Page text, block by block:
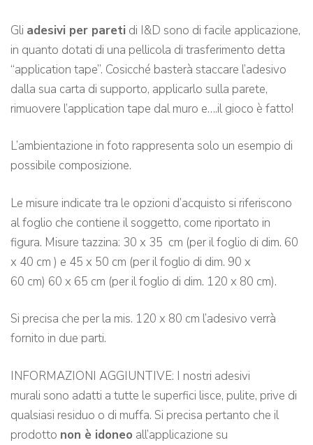
Gli adesivi per pareti di I&D sono di facile applicazione,
in quanto dotati di una pellicola di trasferimento detta
“application tape”. Cosicché basterà staccare l’adesivo
dalla sua carta di supporto, applicarlo sulla parete,
rimuovere l’application tape dal muro e….il gioco è fatto!
L’ambientazione in foto rappresenta solo un esempio di
possibile composizione.
Le misure indicate tra le opzioni d’acquisto si riferiscono
al foglio che contiene il soggetto, come riportato in
figura. Misure tazzina: 30 x 35 cm (per il foglio di dim. 60
x 40 cm ) e 45 x 50 cm (per il foglio di dim. 90 x
60 cm) 60 x 65 cm (per il foglio di dim. 120 x 80 cm).
Si precisa che per la mis. 120 x 80 cm l’adesivo verrà
fornito in due parti.
INFORMAZIONI AGGIUNTIVE: I nostri adesivi
murali sono adatti a tutte le superfici lisce, pulite, prive di
qualsiasi residuo o di muffa. Si precisa pertanto che il
prodotto non è idoneo all’applicazione su